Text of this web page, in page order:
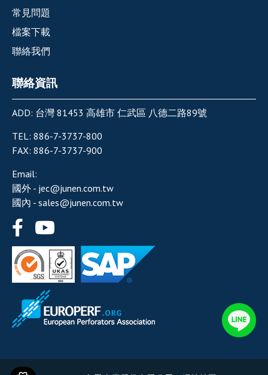
常見問題
檔案下載
聯絡我們
聯絡資訊
ADD: 台灣 81453 高雄市 仁武區 八德二路89號
TEL: 886-7-3737-800
FAX: 886-7-3737-900
Email:
國外 - jec@junen.com.tw
國內 - sales@junen.com.tw